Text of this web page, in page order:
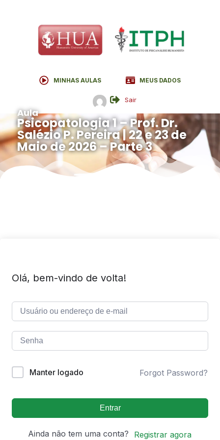
MINHAS AULAS MEUS DADOS
Sair
Aula
Psicopatologia 1 – Prof. Dr.
Salézio P. Pereira | 22 e 23 de
Maio de 2026 – Parte 3
Olá, bem-vindo de volta!
Manter logado Forgot Password?
Entrar
Ainda não tem uma conta? Registrar agora